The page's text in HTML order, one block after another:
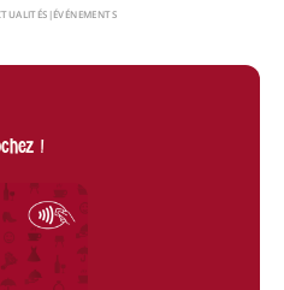
|ÉVÉNEMENTS
!